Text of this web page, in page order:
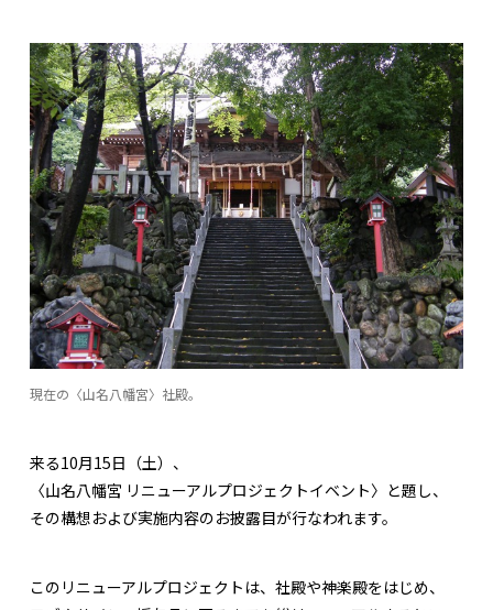
現在の〈山名八幡宮〉社殿。
来る10月15日（土）、
〈山名八幡宮 リニューアルプロジェクトイベント〉と題し、
その構想および実施内容のお披露目が行なわれます。
このリニューアルプロジェクトは、社殿や神楽殿をはじめ、